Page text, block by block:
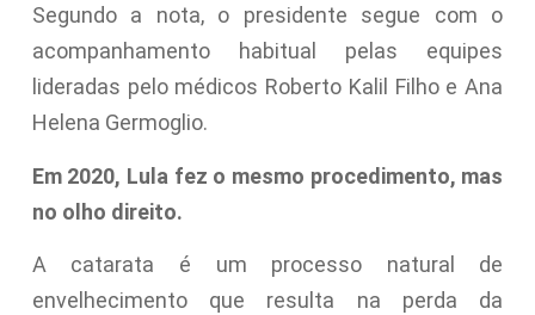
Segundo a nota, o presidente segue com o
acompanhamento habitual pelas equipes
lideradas pelo médicos Roberto Kalil Filho e Ana
Helena Germoglio.
Em 2020, Lula fez o mesmo procedimento, mas
no olho direito.
A catarata é um processo natural de
envelhecimento que resulta na perda da